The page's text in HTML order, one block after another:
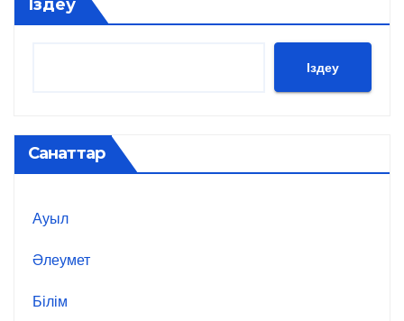
Іздеу
Іздеу
Санаттар
Ауыл
Әлеумет
Білім